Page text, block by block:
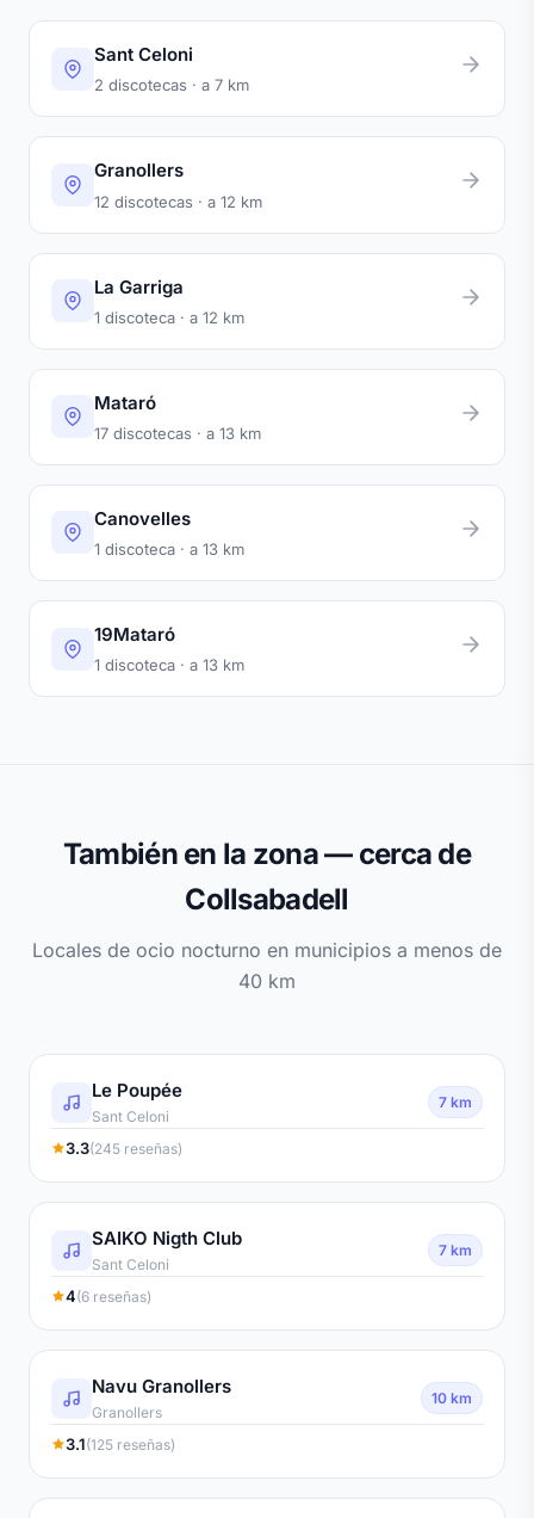
Sant Celoni
2 discotecas · a 7 km
Granollers
12 discotecas · a 12 km
La Garriga
1 discoteca · a 12 km
Mataró
17 discotecas · a 13 km
Canovelles
1 discoteca · a 13 km
19Mataró
1 discoteca · a 13 km
También en la zona — cerca de
Collsabadell
Locales de ocio nocturno en municipios a menos de
40 km
Le Poupée
Sant Celoni
7 km
3.3(245 reseñas)
SAIKO Nigth Club
Sant Celoni
7 km
4(6 reseñas)
Navu Granollers
Granollers
10 km
3.1(125 reseñas)